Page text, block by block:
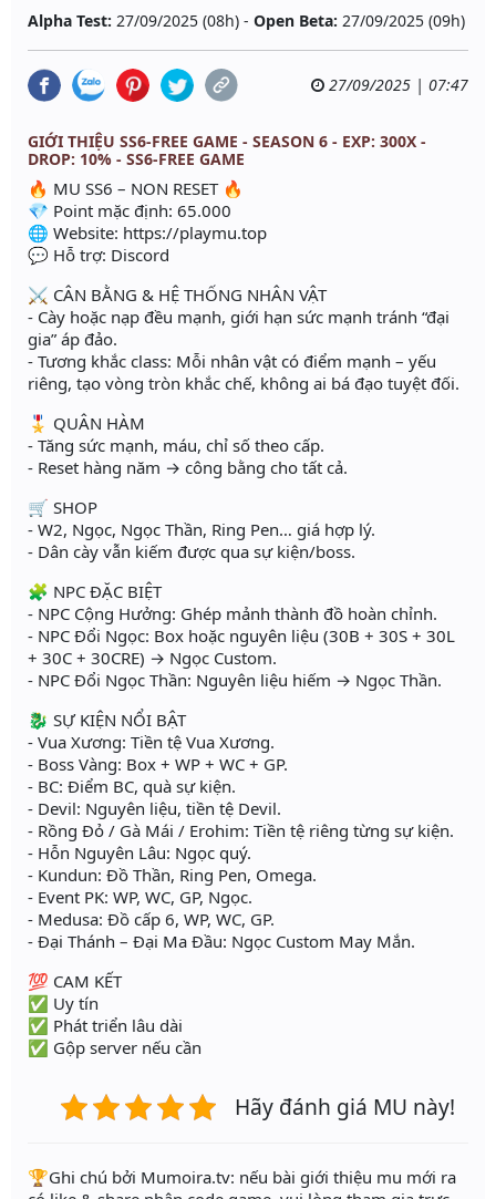
Alpha Test: 27/09/2025 (08h) - Open Beta: 27/09/2025 (09h)
27/09/2025 | 07:47
GIỚI THIỆU SS6-FREE GAME - SEASON 6 - EXP: 300X -
DROP: 10% - SS6-FREE GAME
🔥 MU SS6 – NON RESET 🔥
💎 Point mặc định: 65.000
🌐 Website: https://playmu.top
💬 Hỗ trợ: Discord
⚔ CÂN BẰNG & HỆ THỐNG NHÂN VẬT
- Cày hoặc nạp đều mạnh, giới hạn sức mạnh tránh “đại
gia” áp đảo.
- Tương khắc class: Mỗi nhân vật có điểm mạnh – yếu
riêng, tạo vòng tròn khắc chế, không ai bá đạo tuyệt đối.
🎖 QUÂN HÀM
- Tăng sức mạnh, máu, chỉ số theo cấp.
- Reset hàng năm → công bằng cho tất cả.
🛒 SHOP
- W2, Ngọc, Ngọc Thần, Ring Pen… giá hợp lý.
- Dân cày vẫn kiếm được qua sự kiện/boss.
🧩 NPC ĐẶC BIỆT
- NPC Cộng Hưởng: Ghép mảnh thành đồ hoàn chỉnh.
- NPC Đổi Ngọc: Box hoặc nguyên liệu (30B + 30S + 30L
+ 30C + 30CRE) → Ngọc Custom.
- NPC Đổi Ngọc Thần: Nguyên liệu hiếm → Ngọc Thần.
🐉 SỰ KIỆN NỔI BẬT
- Vua Xương: Tiền tệ Vua Xương.
- Boss Vàng: Box + WP + WC + GP.
- BC: Điểm BC, quà sự kiện.
- Devil: Nguyên liệu, tiền tệ Devil.
- Rồng Đỏ / Gà Mái / Erohim: Tiền tệ riêng từng sự kiện.
- Hỗn Nguyên Lâu: Ngọc quý.
- Kundun: Đồ Thần, Ring Pen, Omega.
- Event PK: WP, WC, GP, Ngọc.
- Medusa: Đồ cấp 6, WP, WC, GP.
- Đại Thánh – Đại Ma Đầu: Ngọc Custom May Mắn.
💯 CAM KẾT
✅ Uy tín
✅ Phát triển lâu dài
✅ Gộp server nếu cần
Hãy đánh giá MU này!
️🏆Ghi chú bởi Mumoira.tv: nếu bài giới thiệu mu mới ra